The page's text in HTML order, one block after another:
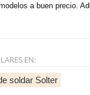
a buen precio.
EN:
soldar Solter